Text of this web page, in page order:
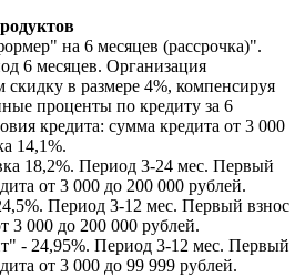
на 6 месяцев (рассрочка)".
6 месяцев. Организация
скидку в размере 4%, компенсируя
проценты по кредиту за 6
кредита: сумма кредита от 3 000
14,1%.
18,2%. Период 3-24 мес. Первый
от 3 000 до 200 000 рублей.
Период 3-12 мес. Первый взнос
3 000 до 200 000 рублей.
- 24,95%. Период 3-12 мес. Первый
от 3 000 до 99 999 рублей.